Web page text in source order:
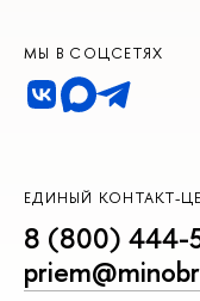
МЫ В СОЦСЕТЯХ
ЕДИНЫЙ КОНТАКТ-
8 (800) 444-